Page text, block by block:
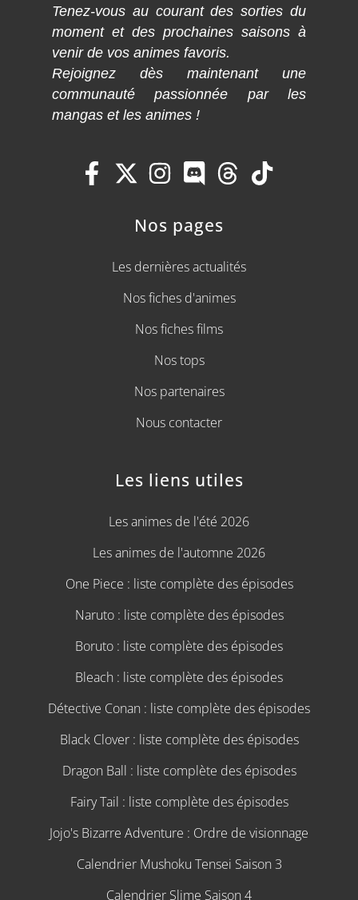
Tenez-vous au courant des sorties du
moment et des prochaines saisons à
venir de vos animes favoris.
Rejoignez dès maintenant une
communauté passionnée par les
mangas et les animes !
Nos pages
Les dernières actualités
Nos fiches d'animes
Nos fiches films
Nos tops
Nos partenaires
Nous contacter
Les liens utiles
Les animes de l'été 2026
Les animes de l'automne 2026
One Piece : liste complète des épisodes
Naruto : liste complète des épisodes
Boruto : liste complète des épisodes
Bleach : liste complète des épisodes
Détective Conan : liste complète des épisodes
Black Clover : liste complète des épisodes
Dragon Ball : liste complète des épisodes
Fairy Tail : liste complète des épisodes
Jojo's Bizarre Adventure : Ordre de visionnage
Calendrier Mushoku Tensei Saison 3
Calendrier Slime Saison 4